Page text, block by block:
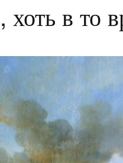
хоть в